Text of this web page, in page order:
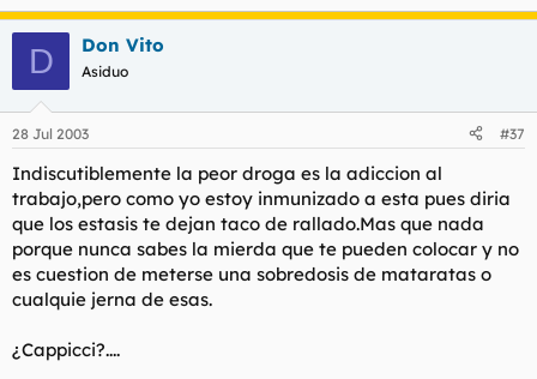
D Don Vito
Asiduo
28 Jul 2003 #37
Indiscutiblemente la peor droga es la adiccion al
trabajo,pero como yo estoy inmunizado a esta pues diria
que los estasis te dejan taco de rallado.Mas que nada
porque nunca sabes la mierda que te pueden colocar y no
es cuestion de meterse una sobredosis de mataratas o
cualquie jerna de esas.
¿Cappicci?....